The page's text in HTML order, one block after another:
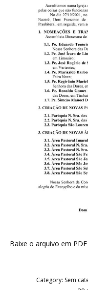
Baixe o arquivo em PDF
Category: Sem